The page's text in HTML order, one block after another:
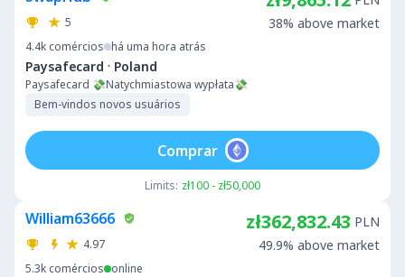
5
4.4k comércios há uma hora atrás
Paysafecard · Poland
Paysafecard 💸Natychmiastowa wypłata💸
Bem-vindos novos usuários
38% above market
Limits: zł100 - zł50,000
Comprar
William63666
4.97
5.3k comércios online
zł362,832.43 PLN
49.9% above market